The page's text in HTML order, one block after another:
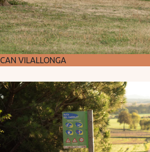
CAN VILALLONGA